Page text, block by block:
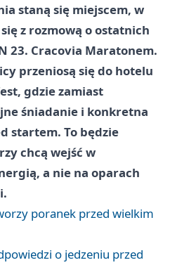
staną się miejscem, w
z rozmową o ostatnich
23. Cracovia Maratonem.
przeniosą się do hotelu
gdzie zamiast
śniadanie i konkretna
startem. To będzie
chcą wejść w
a nie na oparach
poranek przed wielkim
o jedzeniu przed